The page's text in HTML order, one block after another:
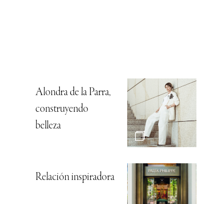
Alondra de la Parra,
construyendo
belleza
Relación inspiradora